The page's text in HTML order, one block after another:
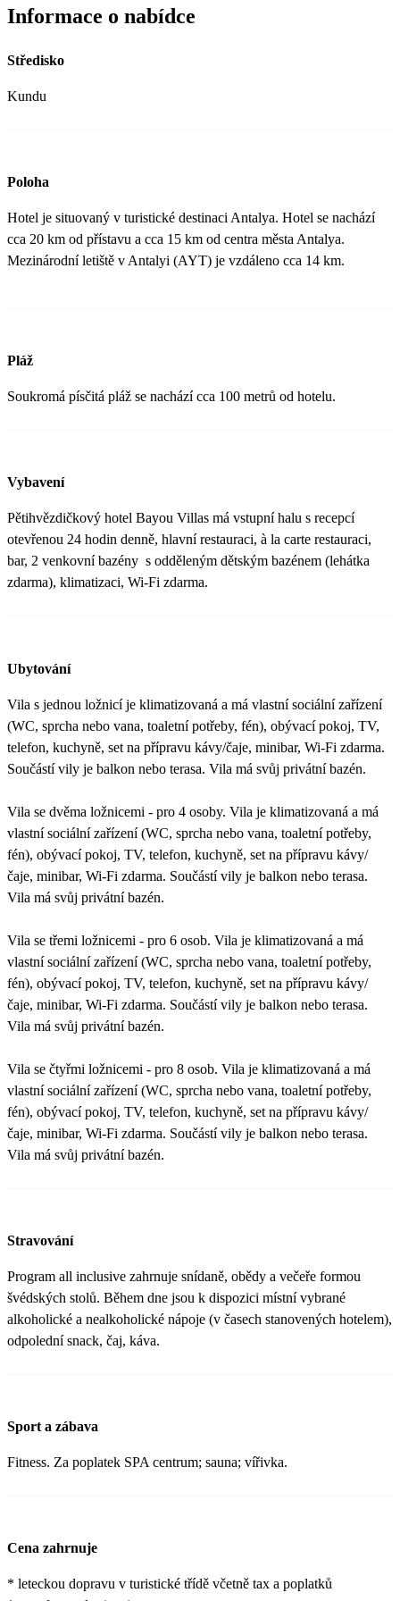
Informace o nabídce
Středisko
Kundu
Poloha
Hotel je situovaný v turistické destinaci Antalya. Hotel se nachází
cca 20 km od přístavu a cca 15 km od centra města Antalya.
Mezinárodní letiště v Antalyi (AYT) je vzdáleno cca 14 km.
Pláž
Soukromá písčitá pláž se nachází cca 100 metrů od hotelu.
Vybavení
Pětihvězdičkový hotel Bayou Villas má vstupní halu s recepcí
otevřenou 24 hodin denně, hlavní restauraci, à la carte restauraci,
bar, 2 venkovní bazény s odděleným dětským bazénem (lehátka
zdarma), klimatizaci, Wi-Fi zdarma.
Ubytování
Vila s jednou ložnicí je klimatizovaná a má vlastní sociální zařízení
(WC, sprcha nebo vana, toaletní potřeby, fén), obývací pokoj, TV,
telefon, kuchyně, set na přípravu kávy/čaje, minibar, Wi-Fi zdarma.
Součástí vily je balkon nebo terasa. Vila má svůj privátní bazén.
Vila se dvěma ložnicemi - pro 4 osoby. Vila je klimatizovaná a má
vlastní sociální zařízení (WC, sprcha nebo vana, toaletní potřeby,
fén), obývací pokoj, TV, telefon, kuchyně, set na přípravu kávy/
čaje, minibar, Wi-Fi zdarma. Součástí vily je balkon nebo terasa.
Vila má svůj privátní bazén.
Vila se třemi ložnicemi - pro 6 osob. Vila je klimatizovaná a má
vlastní sociální zařízení (WC, sprcha nebo vana, toaletní potřeby,
fén), obývací pokoj, TV, telefon, kuchyně, set na přípravu kávy/
čaje, minibar, Wi-Fi zdarma. Součástí vily je balkon nebo terasa.
Vila má svůj privátní bazén.
Vila se čtyřmi ložnicemi - pro 8 osob. Vila je klimatizovaná a má
vlastní sociální zařízení (WC, sprcha nebo vana, toaletní potřeby,
fén), obývací pokoj, TV, telefon, kuchyně, set na přípravu kávy/
čaje, minibar, Wi-Fi zdarma. Součástí vily je balkon nebo terasa.
Vila má svůj privátní bazén.
Stravování
Program all inclusive zahrnuje snídaně, obědy a večeře formou
švédských stolů. Během dne jsou k dispozici místní vybrané
alkoholické a nealkoholické nápoje (v časech stanovených hotelem),
odpolední snack, čaj, káva.
Sport a zábava
Fitness. Za poplatek SPA centrum; sauna; vířivka.
Cena zahrnuje
* leteckou dopravu v turistické třídě včetně tax a poplatků